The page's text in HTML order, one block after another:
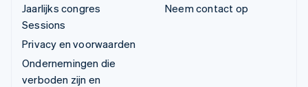
Jaarlijks congres
Sessions
Privacy en voorwaarden
Ondernemingen die
verboden zijn en
Neem contact op